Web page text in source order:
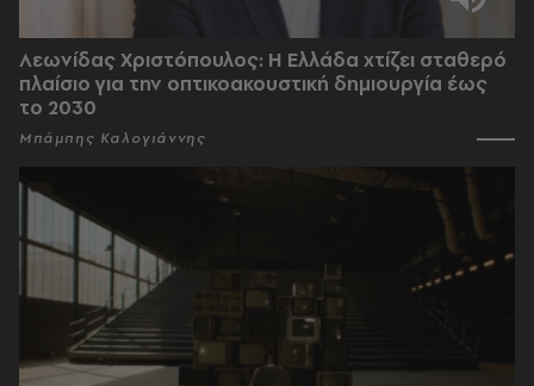
Λεωνίδας Χριστόπουλος: Η Ελλάδα χτίζει σταθερό
πλαίσιο για την οπτικοακουστική δημιουργία έως
το 2030
Μπάμπης Καλογιάννης